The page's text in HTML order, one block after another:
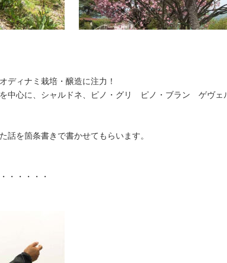
ディナミ栽培・醸造に注力！
中心に、シャルドネ、ピノ・グリ ピノ・ブラン ゲヴェ
話を箇条書きで書かせてもらいます。
・・・・・